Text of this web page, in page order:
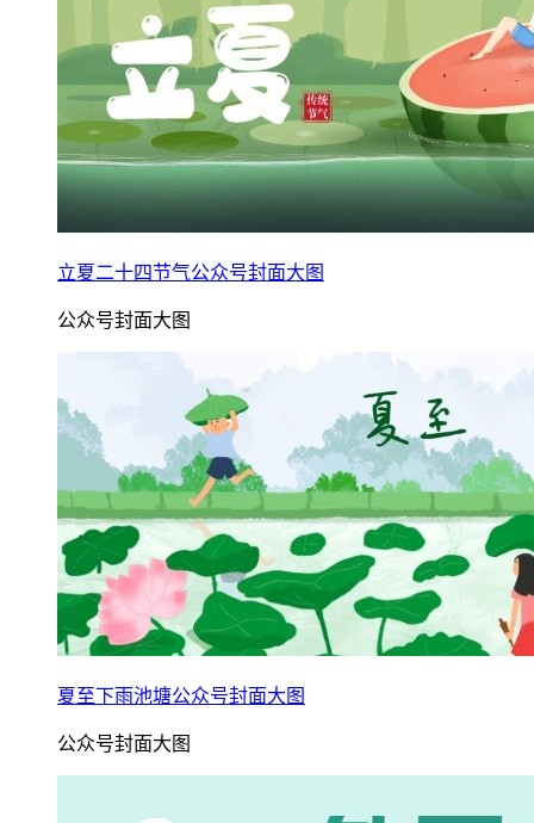
立夏二十四节气公众号封面大图
公众号封面大图
夏至下雨池塘公众号封面大图
公众号封面大图